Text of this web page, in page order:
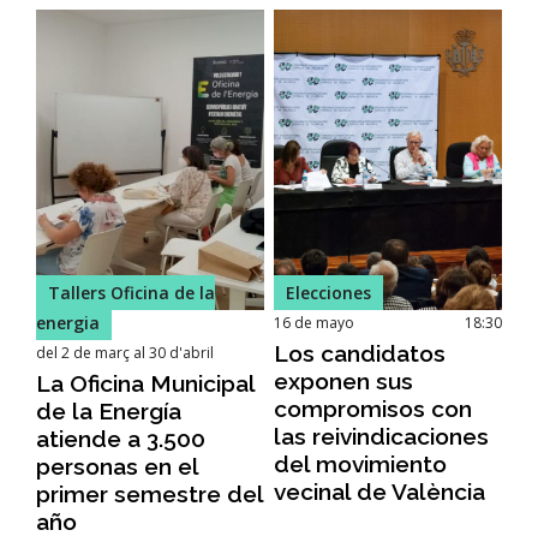
Tallers Oficina de la
energia
del 2 de març al 30 d'abril
La Oficina Municipal
de la Energía
atiende a 3.500
personas en el
primer semestre del
año
Elecciones
16 de mayo 18:30
Los candidatos
exponen sus
compromisos con
las reivindicaciones
del movimiento
vecinal de València